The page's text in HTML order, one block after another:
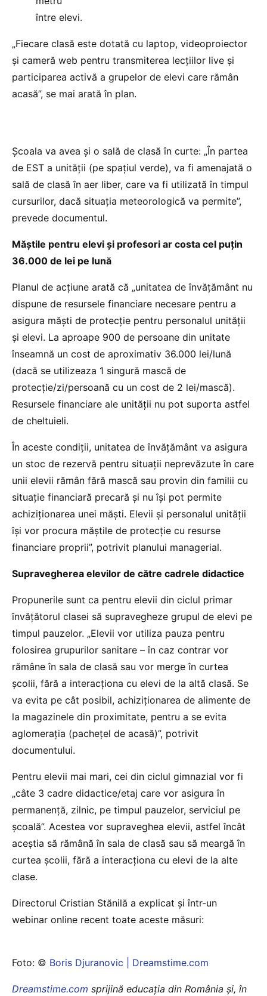
între elevi.
„Fiecare clasă este dotată cu laptop, videoproiector
și cameră web pentru transmiterea lecțiilor live și
participarea activă a grupelor de elevi care rămân
acasă”, se mai arată în plan.
Școala va avea și o sală de clasă în curte: „În partea
de EST a unității (pe spațiul verde), va fi amenajată o
sală de clasă în aer liber, care va fi utilizată în timpul
cursurilor, dacă situația meteorologică va permite”,
prevede documentul.
Măștile pentru elevi și profesori ar costa cel puțin
36.000 de lei pe lună
Planul de acțiune arată că „unitatea de învățământ nu
dispune de resursele financiare necesare pentru a
asigura măști de protecție pentru personalul unității
și elevi. La aproape 900 de persoane din unitate
înseamnă un cost de aproximativ 36.000 lei/lună
(dacă se utilizeaza 1 singură mască de
protecție/zi/persoană cu un cost de 2 lei/mască).
Resursele financiare ale unității nu pot suporta astfel
de cheltuieli.
În aceste condiții, unitatea de învățământ va asigura
un stoc de rezervă pentru situații neprevăzute în care
unii elevii rămân fără mască sau provin din familii cu
situație financiară precară și nu își pot permite
achiziționarea unei măști. Elevii și personalul unității
își vor procura măștile de protecție cu resurse
financiare proprii”, potrivit planului managerial.
Supravegherea elevilor de către cadrele didactice
Propunerile sunt ca pentru elevii din ciclul primar
învățătorul clasei să supravegheze grupul de elevi pe
timpul pauzelor. „Elevii vor utiliza pauza pentru
folosirea grupurilor sanitare – în caz contrar vor
rămâne în sala de clasă sau vor merge în curtea
școlii, fără a interacționa cu elevi de la altă clasă. Se
va evita pe cât posibil, achiziționarea de alimente de
la magazinele din proximitate, pentru a se evita
aglomerația (pachețel de acasă)”, potrivit
documentului.
Pentru elevii mai mari, cei din ciclul gimnazial vor fi
„câte 3 cadre didactice/etaj care vor asigura în
permanență, zilnic, pe timpul pauzelor, serviciul pe
școală”. Acestea vor supraveghea elevii, astfel încât
aceștia să rămână în sala de clasă sau să meargă în
curtea școlii, fără a interacționa cu elevi de la alte
clase.
Directorul Cristian Stănilă a explicat și într-un
webinar online recent toate aceste măsuri:
Foto: © Boris Djuranovic | Dreamstime.com
Dreamstime.com sprijină educaţia din România şi, în